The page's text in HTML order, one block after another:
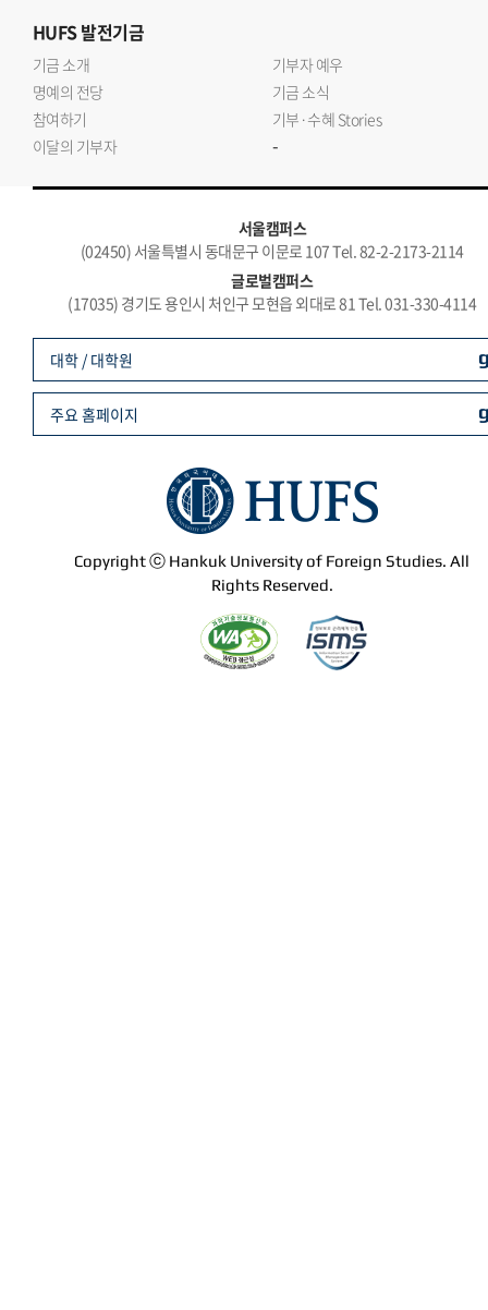
HUFS발전기금
기금 소개
기부자 예우
명예의 전당
기금 소식
참여하기
기부·수혜 Stories
이달의 기부자
-
서울캠퍼스
(02450) 서울특별시 동대문구 이문로 107 Tel. 82-2-2173-2114
글로벌캠퍼스
(17035) 경기도 용인시 처인구 모현읍 외대로 81 Tel. 031-330-4114
Copyright ⓒ Hankuk University of Foreign Studies. All
Rights Reserved.
대학 / 대학원
주요 홈페이지